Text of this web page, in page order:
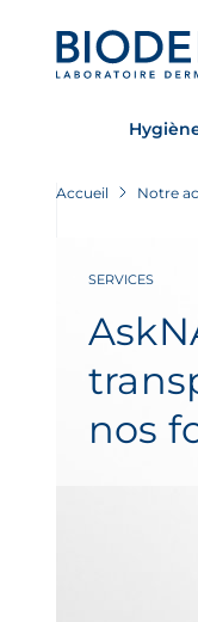
Accueil Notre
SERVICES
nos